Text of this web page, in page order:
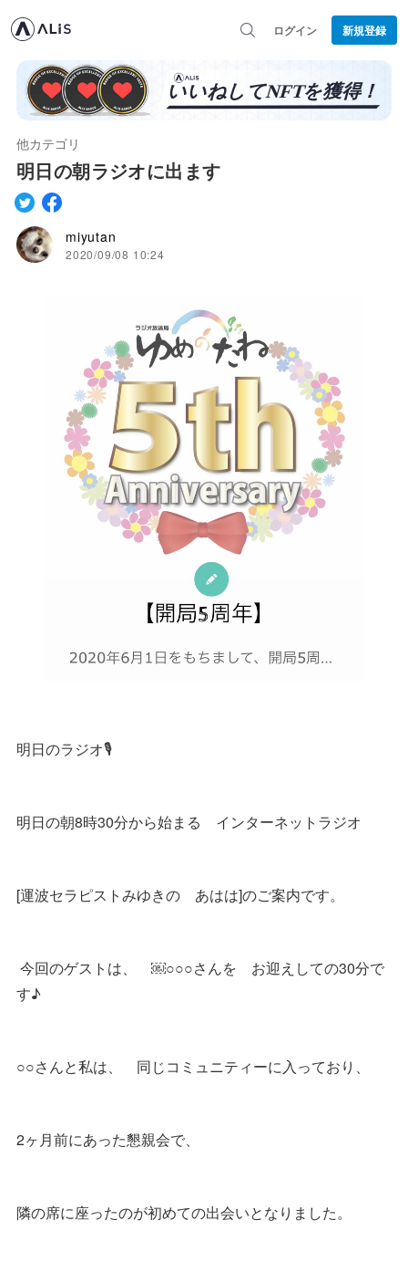
ログイン 新規登録
他カテゴリ
明日の朝ラジオに出ます
miyutan
2020/09/08 10:24
明日のラジオ🎙
明日の朝8時30分から始まる インターネットラジオ
[運波セラピストみゆきの あはは]のご案内です。
今回のゲストは、 ￼○○○さんを お迎えしての30分で
す♪
○○さんと私は、 同じコミュニティーに入っており、
2ヶ月前にあった懇親会で、
隣の席に座ったのが初めての出会いとなりました。